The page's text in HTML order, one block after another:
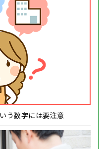
う数字には要注意